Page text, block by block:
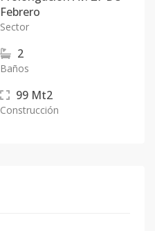
Febrero
Sector
2
Baños
99 Mt2
Construcción